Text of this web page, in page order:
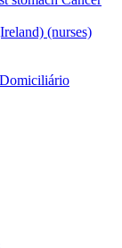
(nurses)